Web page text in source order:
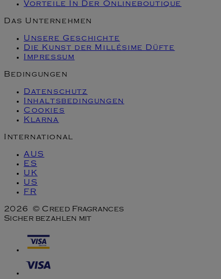
Vorteile In Der Onlineboutique
Das Unternehmen
Unsere Geschichte
Die Kunst der Millésime Düfte
Impressum
Bedingungen
Datenschutz
Inhaltsbedingungen
Cookies
Klarna
International
AUS
ES
UK
US
FR
2026 © Creed Fragrances
Sicher bezahlen mit